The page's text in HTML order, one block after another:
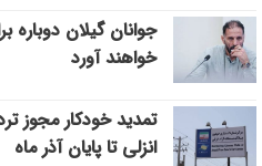
جوانان گیلان دوباره
خواهند آورد
تمدید خودکار مجوز
انزلی تا پایان آذر ماه